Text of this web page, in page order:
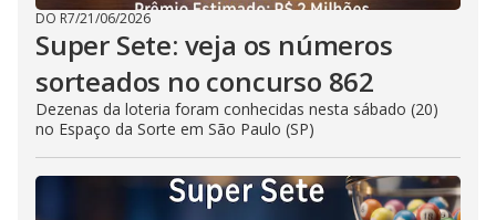
DO R7/21/06/2026
Super Sete: veja os números
sorteados no concurso 862
Dezenas da loteria foram conhecidas nesta sábado (20)
no Espaço da Sorte em São Paulo (SP)